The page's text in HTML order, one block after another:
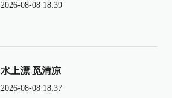
2026-08-08 18:39
水上漂 觅清凉
2026-08-08 18:37